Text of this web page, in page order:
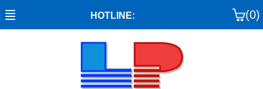
HOTLINE: (0)